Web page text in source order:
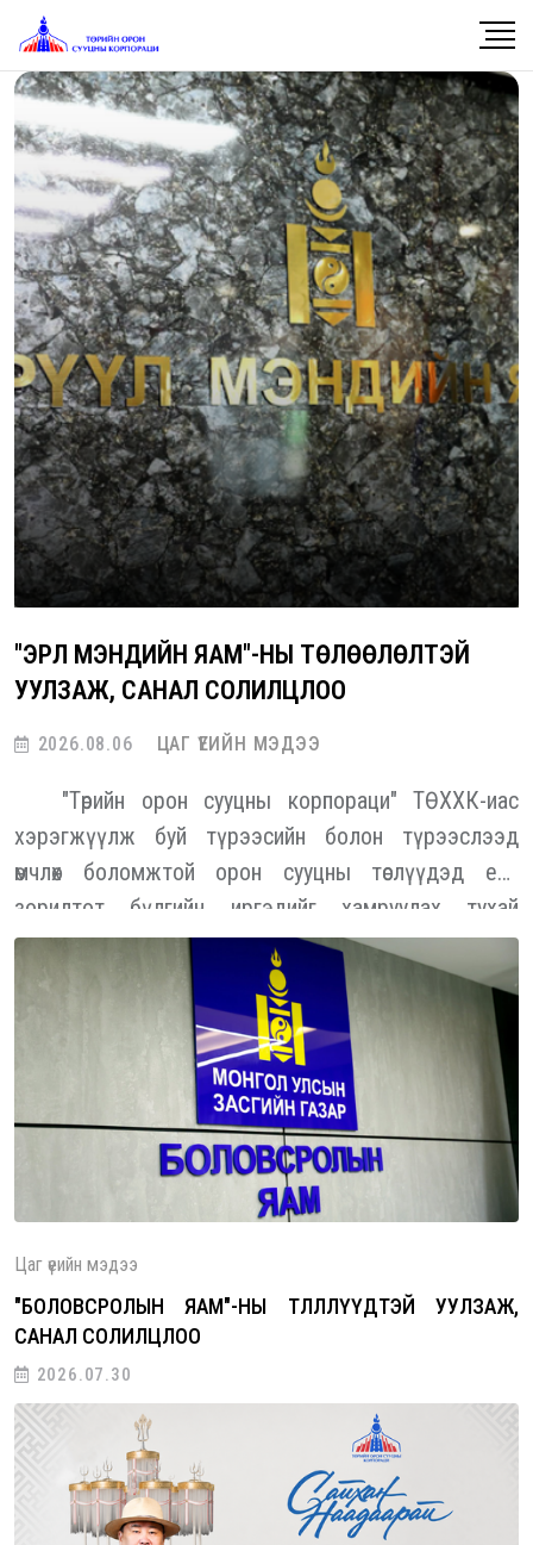
"ЭРҮҮЛ МЭНДИЙН ЯАМ"-НЫ ТӨЛӨӨЛӨЛТЭЙ
УУЛЗАЖ, САНАЛ СОЛИЛЦЛОО
2026.08.06 ЦАГ ҮЕИЙН МЭДЭЭ
"Төрийн орон сууцны корпораци" ТӨХХК-иас
хэрэгжүүлж буй түрээсийн болон түрээслээд
өмчлөх боломжтой орон сууцны төслүүдэд есөн
зорилтот бүлгийн иргэдийг хамруулах тухай
тусгайлсан журмыг Монгол Улсын Засгийн газраас
баталсан. Энэ есөн бүлэг дотор төрийн үйлчилгээний
алба хаагчид тодорхой хувийг эзэлж байна. Энэ
хүрээнд "ТОСК" ТӨХХК-иас "Эрүүл мэндийн яам"-
ны төлөөлөгчидтэй уулзаж, санал со…
Цаг үеийн мэдээ
"БОЛОВСРОЛЫН ЯАМ"-НЫ ТӨЛӨӨЛЛҮҮДТЭЙ УУЛЗАЖ,
САНАЛ СОЛИЛЦЛОО
2026.07.30